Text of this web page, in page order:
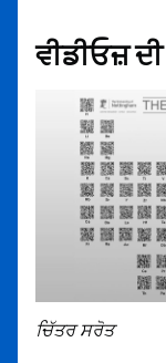
ਵੀਡੀਓਜ਼
ਚਿੱਤਰ ਸਰੋਤ